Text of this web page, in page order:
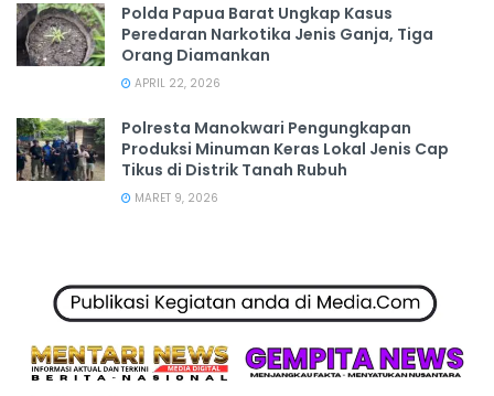
Polda Papua Barat Ungkap Kasus
Peredaran Narkotika Jenis Ganja, Tiga
Orang Diamankan
APRIL 22, 2026
Polresta Manokwari Pengungkapan
Produksi Minuman Keras Lokal Jenis Cap
Tikus di Distrik Tanah Rubuh
MARET 9, 2026